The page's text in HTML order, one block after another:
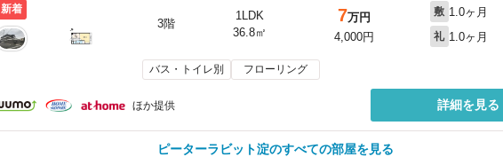
新着
3階
1LDK
36.8㎡
7万円
4,000円
敷 1.0ヶ月
礼 1.0ヶ月
バス・トイレ別 フローリング
ほか提供 詳細を見る
ピーターラビット淀のすべての部屋を見る